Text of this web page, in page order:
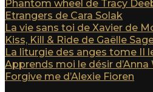
Phantom wheel de Tracy
Etrangers de Cara Solak
La vie sans toi de Xavier de
Kiss, Kill & Ride de Gaëlle
La liturgie des anges tome II
Apprends moi le désir d’Anna
Forgive me d’Alexie Fioren